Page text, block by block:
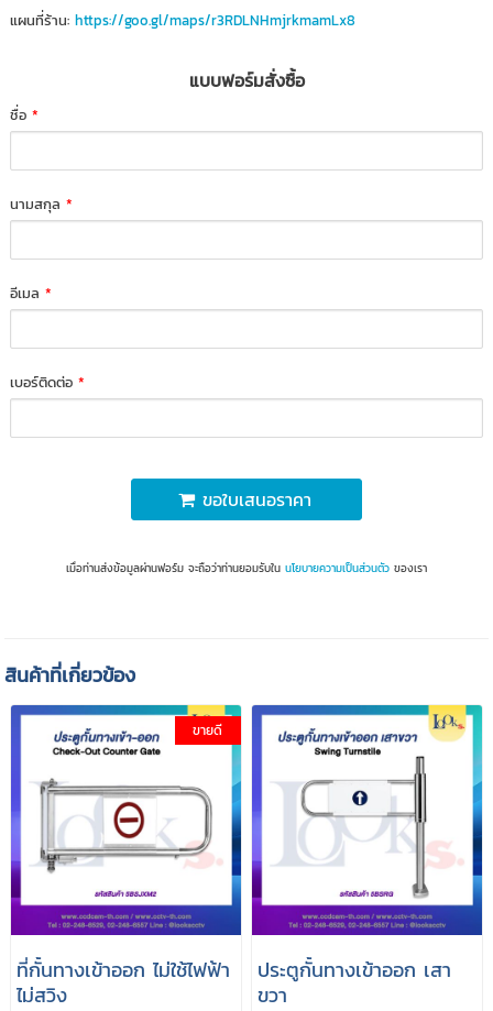
แผนที่ร้าน:https://goo.gl/maps/r3RDLNHmjrkmamLx8
แบบฟอร์มสั่งซื้อ
ชื่อ*
นามสกุล*
อีเมล*
เบอร์ติดต่อ*
ขอใบเสนอราคา
เมื่อท่านส่งข้อมูลผ่านฟอร์ม จะถือว่าท่านยอมรับใน นโยบายความเป็นส่วนตัว ของเรา
สินค้าที่เกี่ยวข้อง
ขายดี
ที่กั้นทางเข้าออก ไม่ใช้ไฟฟ้า
ไม่สวิง
ประตูกั้นทางเข้าออก เสา
ขวา